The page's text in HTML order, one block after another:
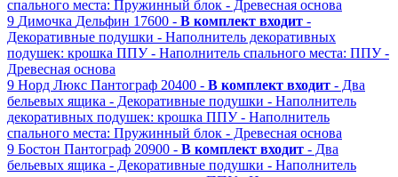
спального места: Пружинный блок - Древесная основа
9 Димочка Дельфин 17600 - В комплект входит -
Декоративные подушки - Наполнитель декоративных
подушек: крошка ППУ - Наполнитель спального места: ППУ -
Древесная основа
9 Норд Люкс Пантограф 20400 - В комплект входит - Два
бельевых ящика - Декоративные подушки - Наполнитель
декоративных подушек: крошка ППУ - Наполнитель
спального места: Пружинный блок - Древесная основа
9 Бостон Пантограф 20900 - В комплект входит - Два
бельевых ящика - Декоративные подушки - Наполнитель